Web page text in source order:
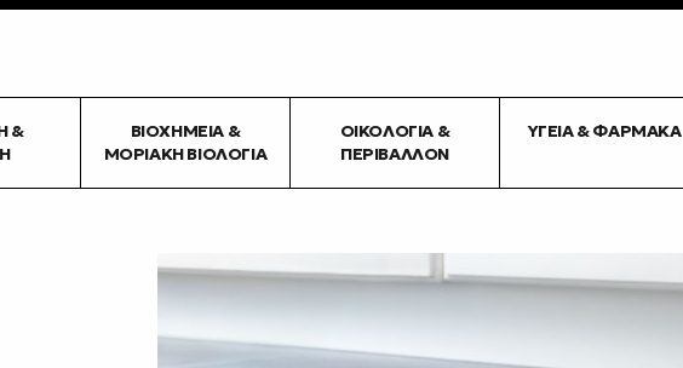
&
ΒΙΟΧΗΜΕΊΑ &
ΜΟΡΙΑΚΉ ΒΙΟΛΟΓΊΑ
ΟΙΚΟΛΟΓΊΑ &
ΠΕΡΙΒΆΛΛΟΝ
ΥΓΕΊΑ & ΦΆΡΜΑΚΑ